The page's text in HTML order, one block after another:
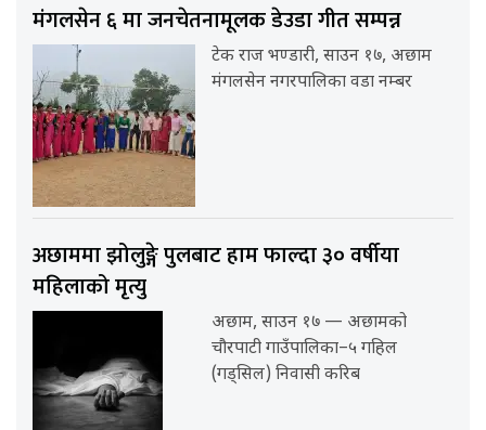
मंगलसेन ६ मा जनचेतनामूलक डेउडा गीत सम्पन्न
टेक राज भण्डारी, साउन १७, अछाम
मंगलसेन नगरपालिका वडा नम्बर
अछाममा झोलुङ्गे पुलबाट हाम फाल्दा ३० वर्षीया
महिलाको मृत्यु
अछाम, साउन १७ — अछामको
चौरपाटी गाउँपालिका–५ गहिल
(गड्सिल) निवासी करिब